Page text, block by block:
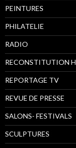
PEINTURES
PHILATELIE
RADIO
RECONSTITUTION
REPORTAGE TV
REVUE DE PRESSE
SALONS- FESTIVALS
SCULPTURES